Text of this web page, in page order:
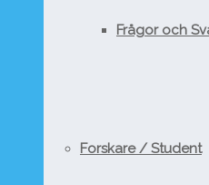
Frågor och
Forskare / Student